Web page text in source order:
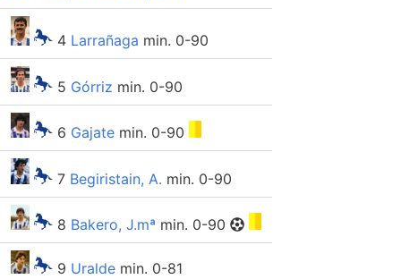
4 Larrañaga min. 0-90
5 Górriz min. 0-90
6 Gajate min. 0-90
7 Begiristain, A. min. 0-90
8 Bakero, J.mª min. 0-90
9 Uralde min. 0-81